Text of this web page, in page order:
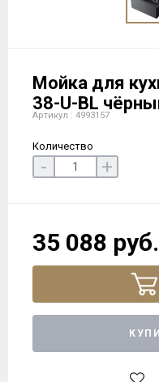
Мойка для
38-U-BL
Артикул : 4993157
Количество
- +
35 088 руб.